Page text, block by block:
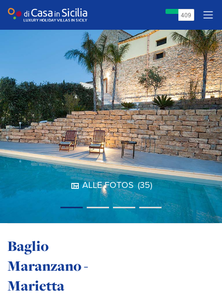
ALLE FOTOS (35)
Baglio
Maranzano -
Marietta